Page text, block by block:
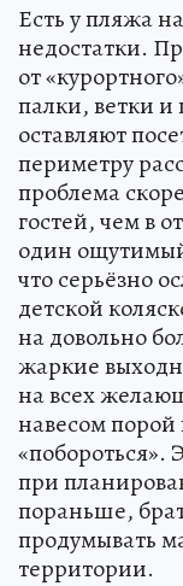
Есть у пляжа
недостатки.
от
палки, ветки
оставляют
периметру
проблема
гостей, чем в
один
что серьёзно
детской
на довольно
жаркие
на всех
навесом порой
«побороться».
при
пораньше,
продумывать
территории.